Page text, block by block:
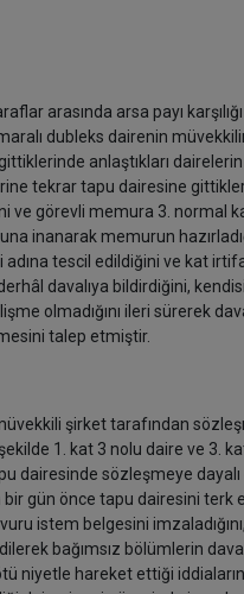
arasında arsa payı
dubleks dairenin
anlaştıkları
tekrar tapu dairesine
ve görevli memura 3. normal
inanarak memurun
tescil edildiğini ve kat
derhâl davalıya bildirdiğini,
olmadığını ileri sürerek
talep etmiştir.
şirket tarafından
1. kat 3 nolu daire ve 3.
dairesinde sözleşmeye dayalı
gün önce tapu dairesini
istem belgesini
bağımsız bölümlerin
niyetle hareket ettiği